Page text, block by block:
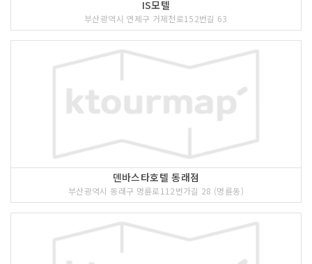
IS모텔
부산광역시 연제구 거제천로152번길 63
덴바스타호텔 동래점
부산광역시 동래구 명륜로112번가길 28 (명륜동)